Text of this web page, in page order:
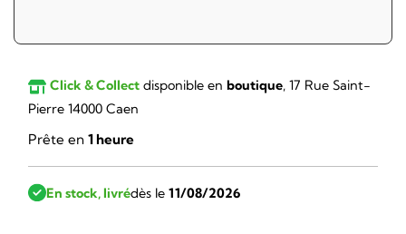
Click & Collect disponible en boutique, 17 Rue Saint-
Pierre 14000 Caen
Prête en 1 heure
En stock, livrédès le 11/08/2026